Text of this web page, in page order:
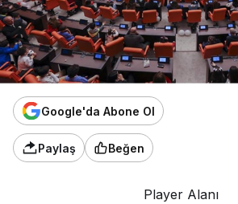
Google'da Abone Ol
Paylaş Beğen
Player Alanı